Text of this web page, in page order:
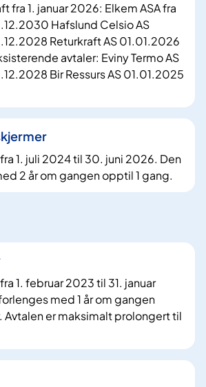
fra 1. januar 2026: Elkem ASA fra
Hafslund Celsio AS
Returkraft AS 01.01.2026
avtaler: Eviny Termo AS
Bir Ressurs AS 01.01.2025
1. juli 2024 til 30. juni 2026. Den
2 år om gangen opptil 1 gang.
1. februar 2023 til 31. januar
med 1 år om gangen
er maksimalt prolongert til